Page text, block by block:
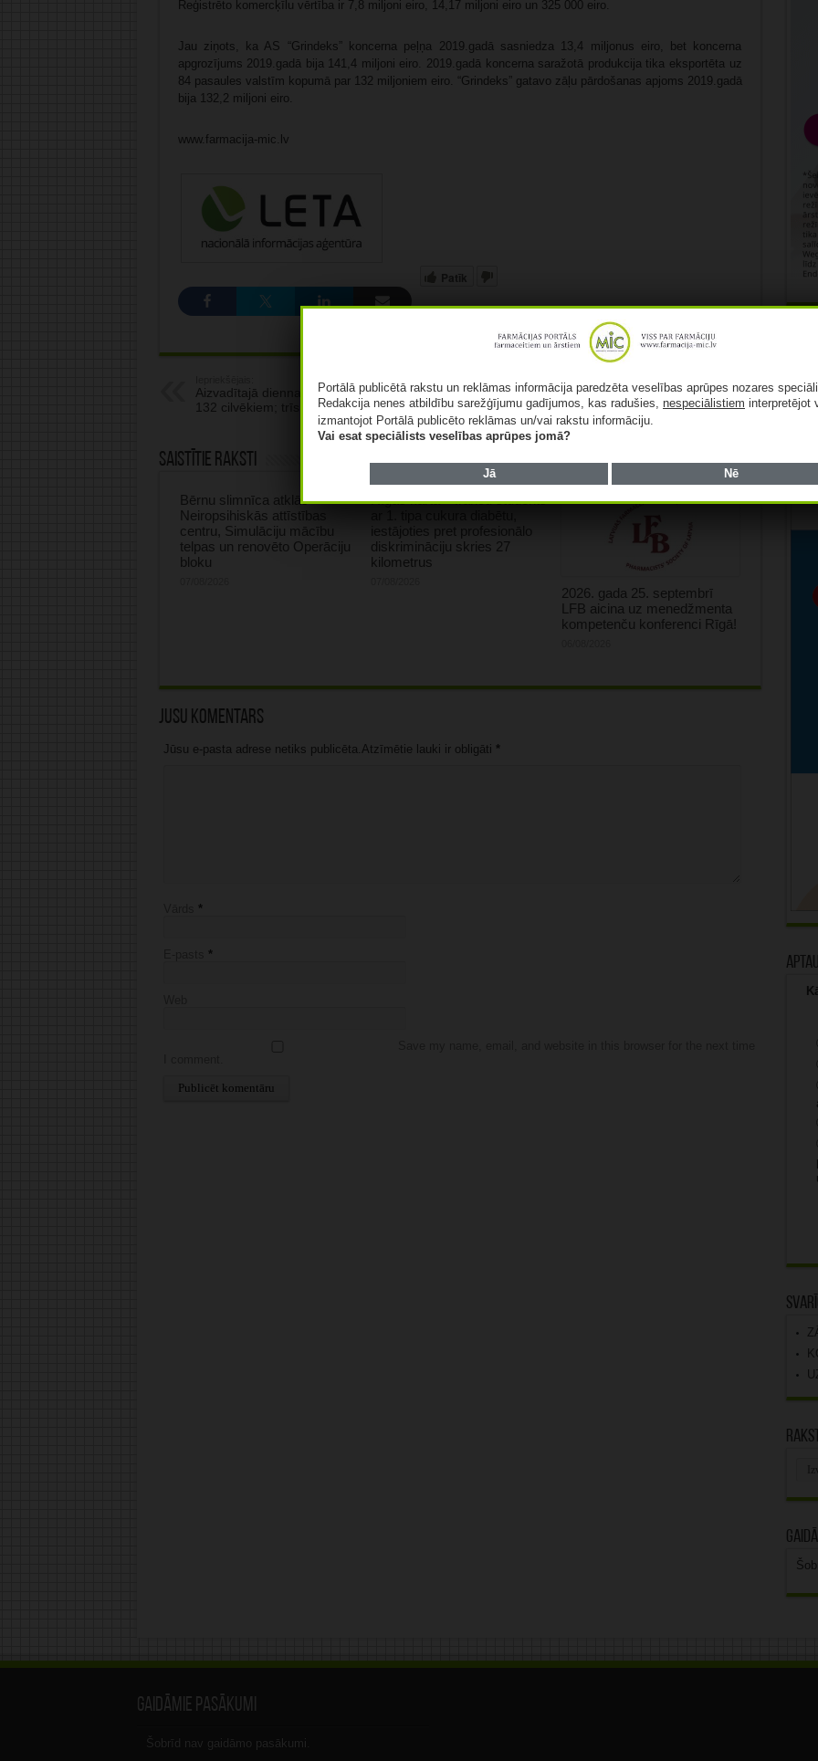
Reģistrēto komercķīlu vērtība ir 7,8 miljoni eiro, 14,17 miljoni eiro un 325 000 eiro.
Jau ziņots, ka AS “Grindeks” koncerna peļņa 2019.gadā sasniedza 13,4 miljonus eiro, bet koncerna
apgrozījums 2019.gadā bija 141,4 miljoni eiro. 2019.gadā koncerna saražotā produkcija tika eksportēta uz
84 pasaules valstīm kopumā par 132 miljoniem eiro. “Grindeks” gatavo zāļu pārdošanas apjoms 2019.gadā
bija 132,2 miljoni eiro.
www.farmacija-mic.lv
Patīk
Aizvadītajā diennaktī Covid-19 atklāts
132 cilvēkiem; trīs sasirgušie miruši
Valdības ārkārtas sēdē spriedīs par
Covid-19 epidemioloģisko situāciju
Saistītie raksti
Bērnu slimnīca atklās
Neiropsihiskās attīstības
centru, Simulāciju mācību
telpas un renovēto Operāciju
bloku
Rīgas kārta – franču students
iestājoties pret profesionālo
diskrimināciju skries 27
kilometrus
2026. gada 25. septembrī
LFB aicina uz menedžmenta
kompetenču konferenci Rīgā!
Jūsu komentārs
Jūsu e-pasta adrese netiks publicēta.Atzīmētie lauki ir obligāti *
*
*
Gaidāmie pasākumi
Šobrīd nav gaidāmo pasākumi.
Portālā publicētā rakstu un reklāmas informācija paredzēta veselības aprūpes nozares
Redakcija nenes atbildību sarežģījumu gadījumos, kas radušies,nespeciālistiem interpretējot
izmantojot Portālā publicēto reklāmas un/vai rakstu informāciju.
Vai esat speciālists veselības aprūpes jomā?
Jā Nē